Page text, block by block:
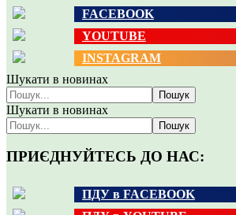
FACEBOOK
YOUTUBE
INSTAGRAM
Шукати в новинах
Пошук
Шукати в новинах
Пошук
ПРИЄДНУЙТЕСЬ ДО НАС:
ПДУ в FACEBOOK